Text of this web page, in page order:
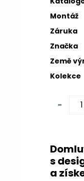
Montáž
Záruka
Značka
Země
Kolekce
-
s
a